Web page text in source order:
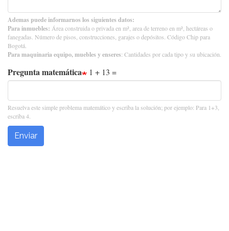
Ademas puede informarnos los siguientes datos:
Para inmuebles: Área construida o privada en m², area de terreno en m², hectáreas o
fanegadas. Número de pisos, construcciones, garajes o depósitos. Código Chip para
Bogotá.
Para maquinaria equipo, muebles y enseres: Cantidades por cada tipo y su ubicación.
Pregunta matemática 1 + 13 =
Resuelva este simple problema matemático y escriba la solución; por ejemplo: Para 1+3,
escriba 4.
Enviar